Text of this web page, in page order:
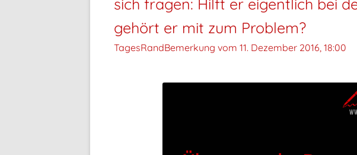
sich fragen: Hilft er eigentlich bei
gehört er mit zum Problem?
TagesRandBemerkung vom 11. Dezember 2016, 18:00